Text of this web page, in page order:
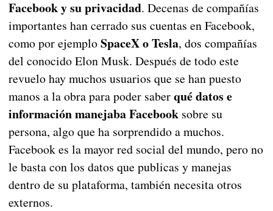
Facebook y su privacidad. Decenas de compañías
importantes han cerrado sus cuentas en Facebook,
como por ejemploSpaceX o Tesla, dos compañías
del conocido Elon Musk. Después de todo este
revuelo hay muchos usuarios que se han puesto
manos a la obra para poder saberqué datos e
información manejaba Facebooksobre su
persona, algo que ha sorprendido a muchos.
Facebook es la mayor red social del mundo, pero no
le basta con los datos que publicas y manejas
dentro de su plataforma, también necesita otros
externos.